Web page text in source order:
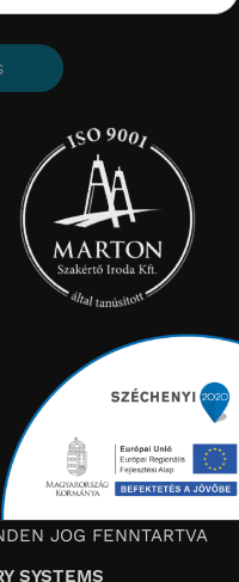
JOG FENNTARTVA
SYSTEMS